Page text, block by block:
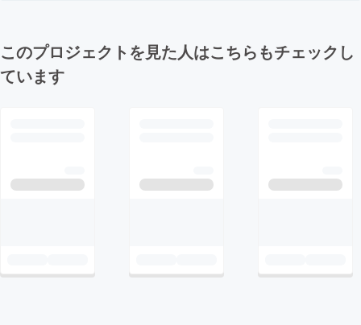
このプロジェクトを見た人はこちらもチェックし
ています